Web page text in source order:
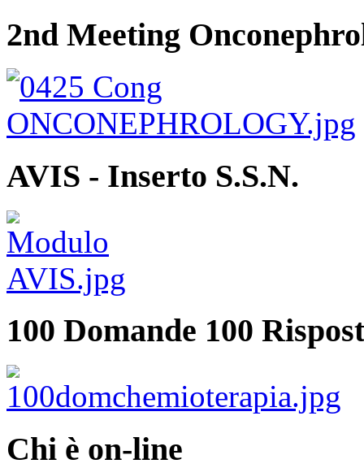
2nd Meeting
AVIS - Inserto S.S.N.
100 Domande 100
Chi è on-line